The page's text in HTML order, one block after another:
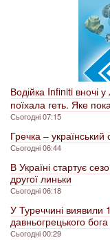
Водійка Infiniti вночі
поїхала геть. Яке
Сьогодні 07:15
Гречка – український
Сьогодні 06:44
В Україні стартує
другої линьки
Сьогодні 06:18
У Туреччині виявили
давньогрецького
Сьогодні 00:29